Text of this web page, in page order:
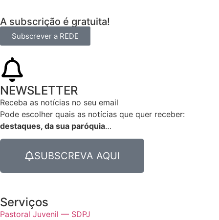
A subscrição é gratuita!
Subscrever a REDE
NEWSLETTER
Receba as notícias no seu email​
Pode escolher quais as notícias que quer receber:
destaques, da sua paróquia…
SUBSCREVA AQUI
Serviços
Pastoral Juvenil — SDPJ